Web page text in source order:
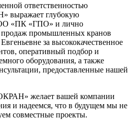
ответственностью
глубокую
«ПК «ГПО» и лично
продаж промышленных кранов
за высококачественное
оперативный подбор и
оборудования, а также
предоставленные нашей
желает вашей компании
и надеемся, что в будущем мы не
совместные проекты.